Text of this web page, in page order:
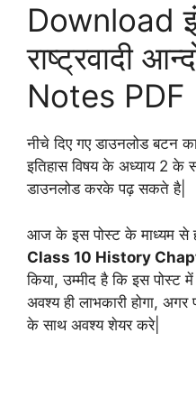
Download
राष्ट्रवादी
Notes PDF
नीचे दिए गए डाउनलोड
इतिहास विषय के अध्याय 2 के
डाउनलोड करके पढ़ सकते है|
आज के इस पोस्ट के माध्यम
Class 10 History
किया, उम्मीद है कि इस पोस्ट
अवश्य ही लाभकारी होगा,
के साथ अवश्य शेयर करे|